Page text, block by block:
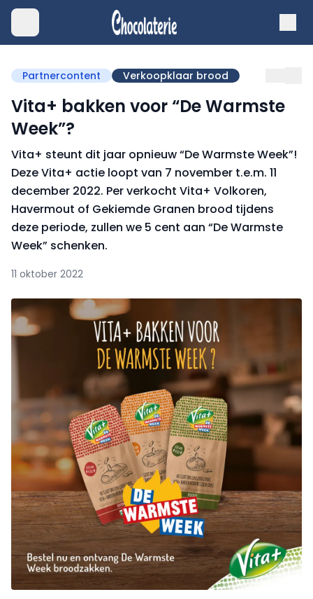
Partnercontent Verkoopklaar brood
Vita+ bakken voor “De Warmste
Week”?
Vita+ steunt dit jaar opnieuw “De Warmste Week”!
Deze Vita+ actie loopt van 7 november t.e.m. 11
december 2022. Per verkocht Vita+ Volkoren,
Havermout of Gekiemde Granen brood tijdens
deze periode, zullen we 5 cent aan “De Warmste
Week” schenken.
11 oktober 2022